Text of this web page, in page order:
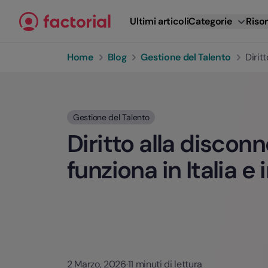
Ultimi articoliCategorie
Home Blog Gestione del Talento
Gestione del Talento
Diritto alla
funziona in Italia e
2 Marzo, 2026·11 minuti di lettura